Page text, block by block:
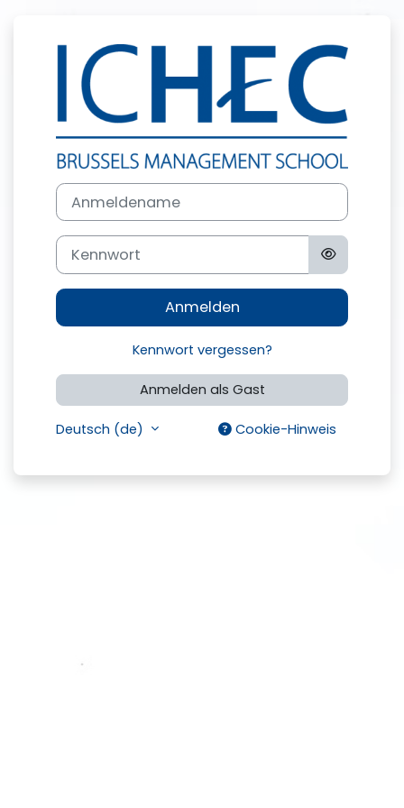
Anmelden bei
Anmeldename
Kennwort
Anmelden
Kennwort vergessen?
Anmelden als Gast
Deutsch ‎(de)‎ Cookie-Hinweis